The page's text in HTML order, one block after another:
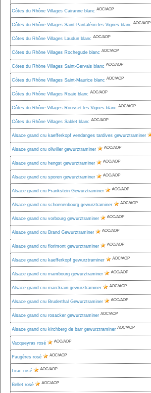
Côtes du Rhône Villages Cairanne blanc AOC/AOP
Côtes du Rhône Villages Saint-Pantaléon-les-Vignes blanc AOC/AOP
Côtes du Rhône Villages Laudun blanc AOC/AOP
Côtes du Rhône Villages Rochegude blanc AOC/AOP
Côtes du Rhône Villages Saint-Gervais blanc AOC/AOP
Côtes du Rhône Villages Saint-Maurice blanc AOC/AOP
Côtes du Rhône Villages Roaix blanc AOC/AOP
Côtes du Rhône Villages Rousset-les-Vignes blanc AOC/AOP
Côtes du Rhône Villages Sablet blanc AOC/AOP
Alsace grand cru kaefferkopf vendanges tardives gewurztraminer
Alsace grand cru ollwiller gewurztraminer AOC/AOP
Alsace grand cru hengst gewurztraminer AOC/AOP
Alsace grand cru sporen gewurztraminer AOC/AOP
Alsace grand cru Frankstein Gewurztraminer AOC/AOP
Alsace grand cru schoenenbourg gewurztraminer AOC/AOP
Alsace grand cru vorbourg gewurztraminer AOC/AOP
Alsace grand cru Brand Gewurztraminer AOC/AOP
Alsace grand cru florimont gewurztraminer AOC/AOP
Alsace grand cru kaefferkopf gewurztraminer AOC/AOP
Alsace grand cru mambourg gewurztraminer AOC/AOP
Alsace grand cru marckrain gewurztraminer AOC/AOP
Alsace grand cru Bruderthal Gewurztraminer AOC/AOP
Alsace grand cru rosacker gewurztraminer AOC/AOP
Alsace grand cru kirchberg de barr gewurztraminer AOC/AOP
Vacqueyras rosé AOC/AOP
Faugères rosé AOC/AOP
Lirac rosé AOC/AOP
Bellet rosé AOC/AOP